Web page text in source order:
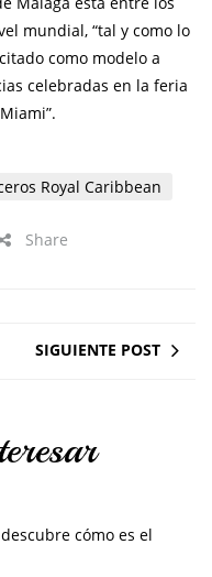
mundial, “tal y como lo
como modelo a
celebradas en la feria
Royal Caribbean
Share
SIGUIENTE POST
cómo es el